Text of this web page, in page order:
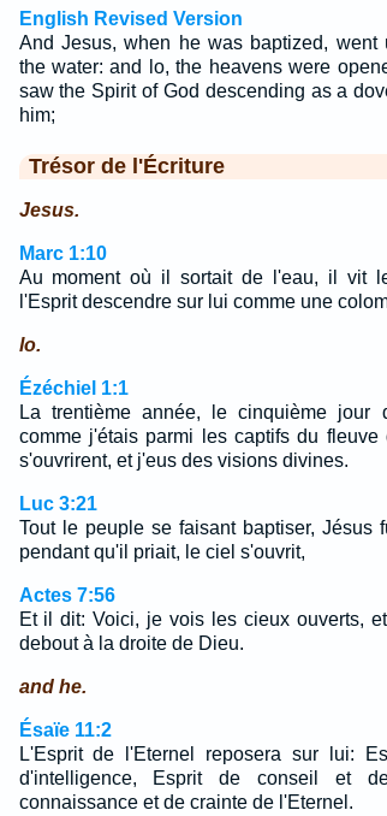
English Revised Version
And Jesus, when he was baptized, went
the water: and lo, the heavens were
saw the Spirit of God descending as a
him;
Trésor de l'Écriture
Jesus.
Marc 1:10
Au moment où il sortait de l'eau, il vit
l'Esprit descendre sur lui comme une
lo.
Ézéchiel 1:1
La trentième année, le cinquième jour
comme j'étais parmi les captifs du fleuve
s'ouvrirent, et j'eus des visions divines.
Luc 3:21
Tout le peuple se faisant baptiser, Jésus
pendant qu'il priait, le ciel s'ouvrit,
Actes 7:56
Et il dit: Voici, je vois les cieux ouverts,
debout à la droite de Dieu.
and he.
Ésaïe 11:2
L'Esprit de l'Eternel reposera sur lui:
d'intelligence, Esprit de conseil et
connaissance et de crainte de l'Eternel.